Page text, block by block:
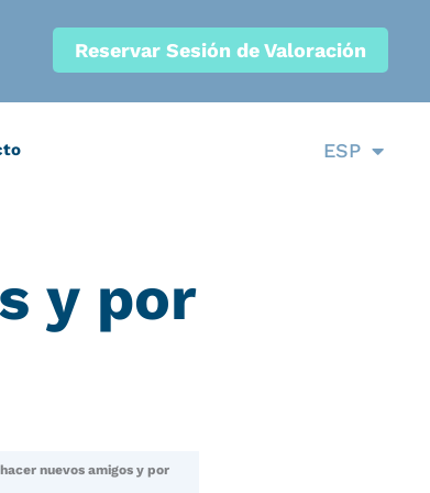
Reservar Sesión de Valoración
ESP
ENG
y por
nuevos amigos y por